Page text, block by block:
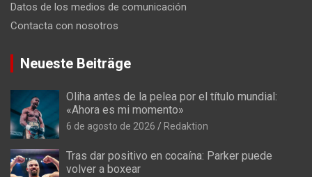
Datos de los medios de comunicación
Contacta con nosotros
Neueste Beiträge
Oliha antes de la pelea por el título mundial:
«Ahora es mi momento»
6 de agosto de 2026 Redaktion
Tras dar positivo en cocaína: Parker puede
volver a boxear